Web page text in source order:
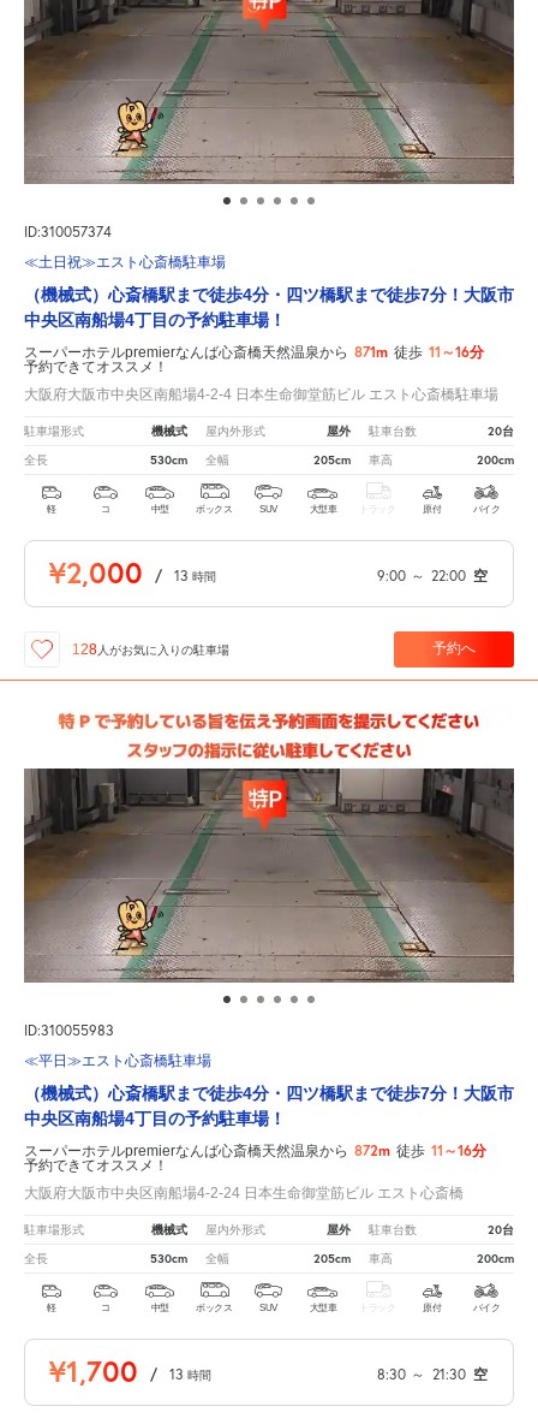
ID:310057374
≪土日祝≫エスト心斎橋駐車場
（機械式）心斎橋駅まで徒歩4分・四ツ橋駅まで徒歩7分！大阪市
中央区南船場4丁目の予約駐車場！
スーパーホテルpremierなんば心斎橋天然温泉から 871m 徒歩 11～16分
予約できてオススメ！
大阪府大阪市中央区南船場4-2-4 日本生命御堂筋ビル エスト心斎橋駐車場
駐車場形式 機械式 屋内外形式 屋外 駐車台数 20台
全長 530cm 全幅 205cm 車高 200cm
軽 コ 中型 ボックス SUV 大型車 トラック 原付 バイク
¥2,000 / 13 時間 9:00 ～ 22:00 空
128 人がお気に入りの駐車場 予約へ
ID:310055983
≪平日≫エスト心斎橋駐車場
（機械式）心斎橋駅まで徒歩4分・四ツ橋駅まで徒歩7分！大阪市
中央区南船場4丁目の予約駐車場！
スーパーホテルpremierなんば心斎橋天然温泉から 872m 徒歩 11～16分
予約できてオススメ！
大阪府大阪市中央区南船場4-2-24 日本生命御堂筋ビル エスト心斎橋
駐車場形式 機械式 屋内外形式 屋外 駐車台数 20台
全長 530cm 全幅 205cm 車高 200cm
軽 コ 中型 ボックス SUV 大型車 トラック 原付 バイク
¥1,700 / 13 時間 8:30 ～ 21:30 空